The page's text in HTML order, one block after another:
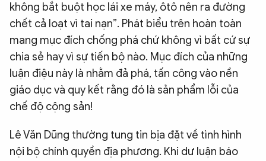
không bắt buột học lái xe máy, ôtô nên ra đường
chết cả loạt vì tai nạn”. Phát biểu trên hoàn toàn
mang mục đích chống phá chứ không vì bất cứ sự
chia sẻ hay vì sự tiến bộ nào. Mục đích của những
luận điệu này là nhằm đả phá, tấn công vào nền
giáo dục và quy kết rằng đó là sản phẩm lỗi của
chế độ cộng sản!
Lê Văn Dũng thường tung tin bịa đặt về tình hình
nội bộ chính quyền địa phương. Khi dư luận báo